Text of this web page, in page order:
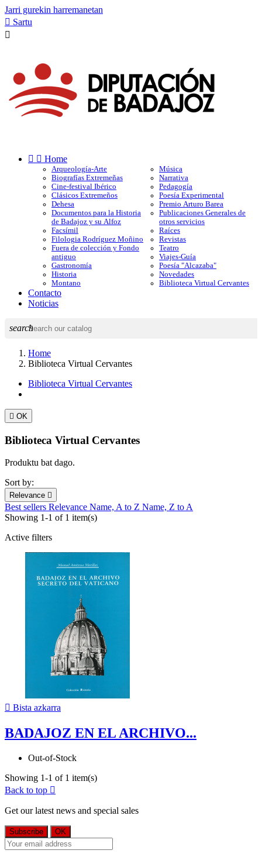
Jarri gurekin harremanetan
 Sartu

  Home
Arqueología-Arte
Biografías Extremeñas
Cine-festival Ibérico
Clásicos Extremeños
Dehesa
Documentos para la Historia
de Badajoz y su Alfoz
Facsímil
Filologia Rodríguez Moñino
Fuera de colección y Fondo
antiguo
Gastronomía
Historia
Montano
Música
Narrativa
Pedagogía
Poesía Experimental
Premio Arturo Barea
Publicaciones Generales de
otros servicios
Raíces
Revistas
Teatro
Viajes-Guía
Poesía "Alcazaba"
Novedades
Biblioteca Virtual Cervantes
Contacto
Noticias
search
Home
Biblioteca Virtual Cervantes
Biblioteca Virtual Cervantes
 OK
Biblioteca Virtual Cervantes
Produktu bat dago.
Sort by:
Relevance 
Best sellers Relevance Name, A to Z Name, Z to A
Showing 1-1 of 1 item(s)
Active filters
 Bista azkarra
BADAJOZ EN EL ARCHIVO...
Out-of-Stock
Showing 1-1 of 1 item(s)
Back to top 
Get our latest news and special sales